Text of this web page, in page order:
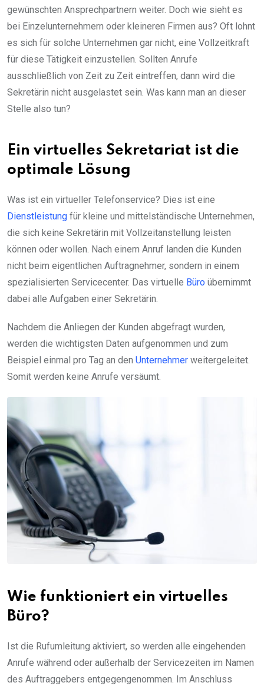
gewünschten Ansprechpartnern weiter. Doch wie sieht es
bei Einzelunternehmern oder kleineren Firmen aus? Oft lohnt
es sich für solche Unternehmen gar nicht, eine Vollzeitkraft
für diese Tätigkeit einzustellen. Sollten Anrufe
ausschließlich von Zeit zu Zeit eintreffen, dann wird die
Sekretärin nicht ausgelastet sein. Was kann man an dieser
Stelle also tun?
Ein virtuelles Sekretariat ist die
optimale Lösung
Was ist ein virtueller Telefonservice? Dies ist eine
Dienstleistung für kleine und mittelständische Unternehmen,
die sich keine Sekretärin mit Vollzeitanstellung leisten
können oder wollen. Nach einem Anruf landen die Kunden
nicht beim eigentlichen Auftragnehmer, sondern in einem
spezialisierten Servicecenter. Das virtuelle Büro übernimmt
dabei alle Aufgaben einer Sekretärin.
Nachdem die Anliegen der Kunden abgefragt wurden,
werden die wichtigsten Daten aufgenommen und zum
Beispiel einmal pro Tag an den Unternehmer weitergeleitet.
Somit werden keine Anrufe versäumt.
Wie funktioniert ein virtuelles
Büro?
Ist die Rufumleitung aktiviert, so werden alle eingehenden
Anrufe während oder außerhalb der Servicezeiten im Namen
des Auftraggebers entgegengenommen. Im Anschluss